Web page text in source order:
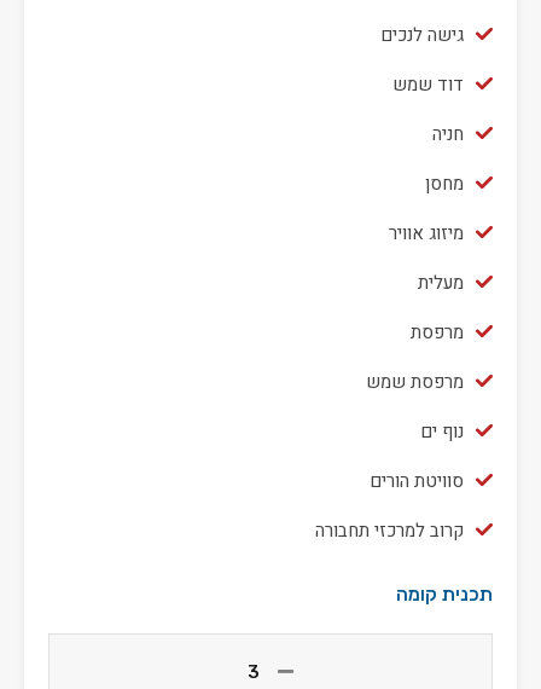
גישה לנכים
דוד שמש
חניה
מחסן
מיזוג אוויר
מעלית
מרפסת
מרפסת שמש
נוף ים
סוויטת הורים
קרוב למרכזי תחבורה
תכנית קומה
3